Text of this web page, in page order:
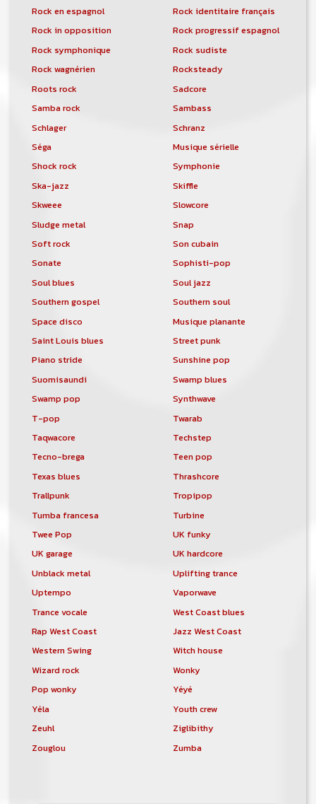
Rock en espagnol
Rock identitaire français
Rock in opposition
Rock progressif espagnol
Rock symphonique
Rock sudiste
Rock wagnérien
Rocksteady
Roots rock
Sadcore
Samba rock
Sambass
Schlager
Schranz
Séga
Musique sérielle
Shock rock
Symphonie
Ska-jazz
Skiffle
Skweee
Slowcore
Sludge metal
Snap
Soft rock
Son cubain
Sonate
Sophisti-pop
Soul blues
Soul jazz
Southern gospel
Southern soul
Space disco
Musique planante
Saint Louis blues
Street punk
Piano stride
Sunshine pop
Suomisaundi
Swamp blues
Swamp pop
Synthwave
T-pop
Twarab
Taqwacore
Techstep
Tecno-brega
Teen pop
Texas blues
Thrashcore
Trallpunk
Tropipop
Tumba francesa
Turbine
Twee Pop
UK funky
UK garage
UK hardcore
Unblack metal
Uplifting trance
Uptempo
Vaporwave
Trance vocale
West Coast blues
Rap West Coast
Jazz West Coast
Western Swing
Witch house
Wizard rock
Wonky
Pop wonky
Yéyé
Yéla
Youth crew
Zeuhl
Ziglibithy
Zouglou
Zumba